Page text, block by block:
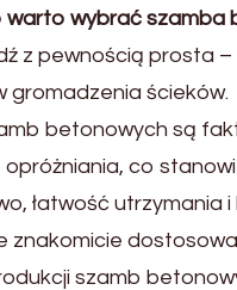
warto wybrać szamba
z pewnością prosta –
gromadzenia ścieków.
betonowych są
co
łatwość utrzymania
znakomicie
szamb